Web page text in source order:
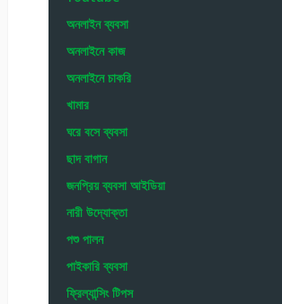
অনলাইন ব্যবসা
অনলাইনে কাজ
অনলাইনে চাকরি
খামার
ঘরে বসে ব্যবসা
ছাদ বাগান
জনপ্রিয় ব্যবসা আইডিয়া
নারী উদ্যোক্তা
পশু পালন
পাইকারি ব্যবসা
ফ্রিল্যান্সিং টিপস